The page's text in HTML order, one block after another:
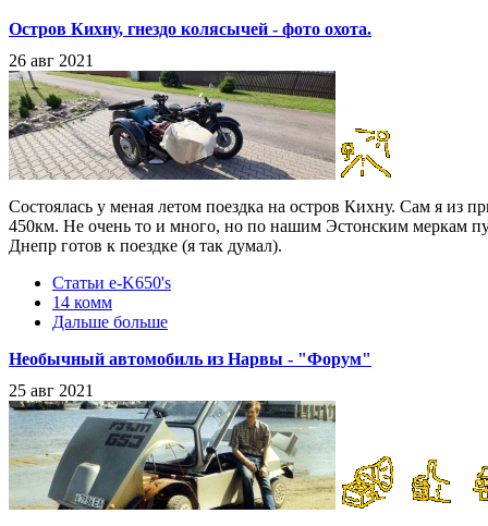
Остров Кихну, гнездо колясычей - фото охота.
26 авг 2021
Состоялась у меная летом поездка на остров Кихну. Сам я из
450км. Не очень то и много, но по нашим Эстонcким меркам
Днепр готов к поездке (я так думал).
Статьи e-K650's
14 комм
Дальше больше
Необычный автомобиль из Нарвы - "Форум"
25 авг 2021